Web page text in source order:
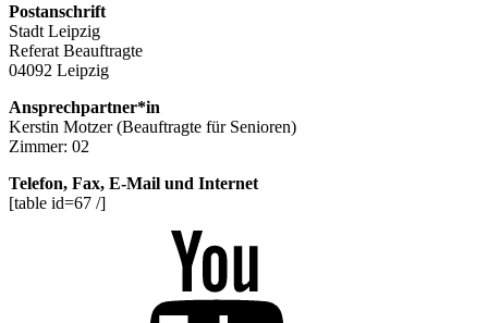
Postanschrift
Stadt Leipzig
Referat Beauftragte
04092 Leipzig
Ansprechpartner*in
Kerstin Motzer (Beauftragte für Senioren)
Zimmer: 02
Telefon, Fax, E-Mail und Internet
[table id=67 /]